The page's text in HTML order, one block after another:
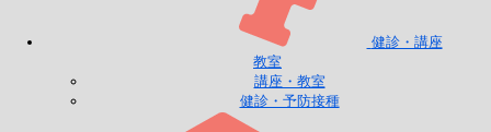
健診・講座
教室
講座・教室
健診・予防接種